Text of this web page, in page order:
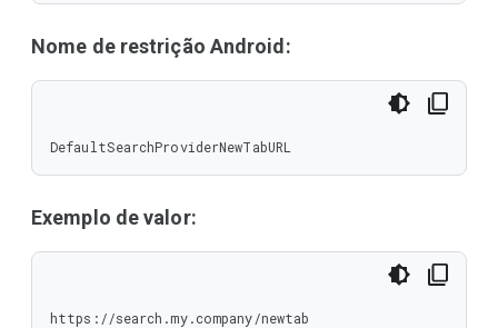
Nome de restrição Android:
DefaultSearchProviderNewTabURL
Exemplo de valor:
https://search.my.company/newtab